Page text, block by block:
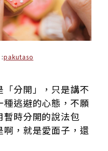
:pakutaso
分開」，只是講不
逃避的心態，不願
時分開的說法包
，就是愛面子，還